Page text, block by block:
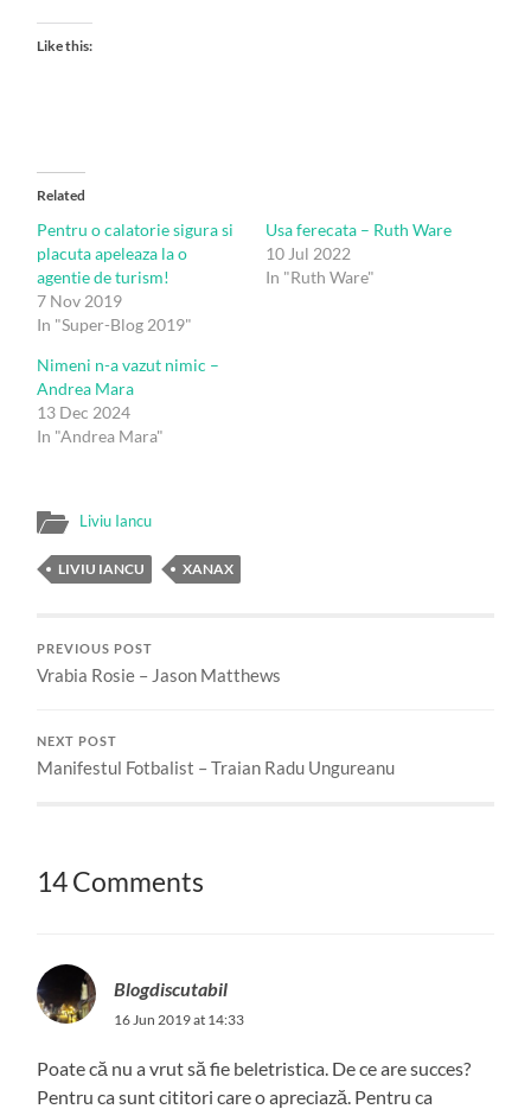
Like this:
Related
Pentru o calatorie sigura si
placuta apeleaza la o
agentie de turism!
7 Nov 2019
In "Super-Blog 2019"
Usa ferecata – Ruth Ware
10 Jul 2022
In "Ruth Ware"
Nimeni n-a vazut nimic –
Andrea Mara
13 Dec 2024
In "Andrea Mara"
Liviu Iancu
LIVIU IANCU XANAX
PREVIOUS POST
Vrabia Rosie – Jason Matthews
NEXT POST
Manifestul Fotbalist – Traian Radu Ungureanu
14 Comments
Blogdiscutabil
16 Jun 2019 at 14:33
Poate că nu a vrut să fie beletristica. De ce are succes?
Pentru ca sunt cititori care o apreciază. Pentru ca